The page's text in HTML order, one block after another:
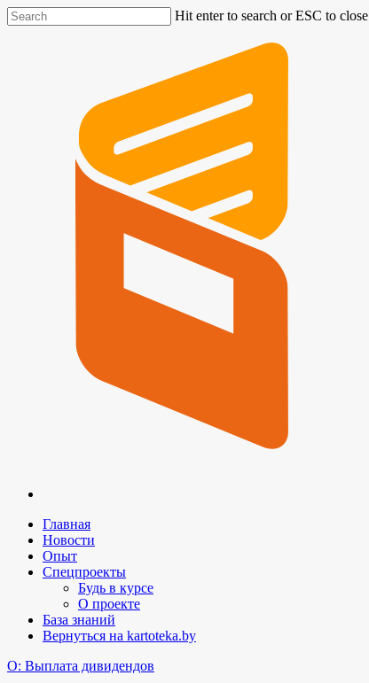
Hit enter to search or ESC to close
Главная
Новости
Опыт
Спецпроекты
Будь в курсе
О проекте
База знаний
Вернуться на kartoteka.by
O: Выплата дивидендов